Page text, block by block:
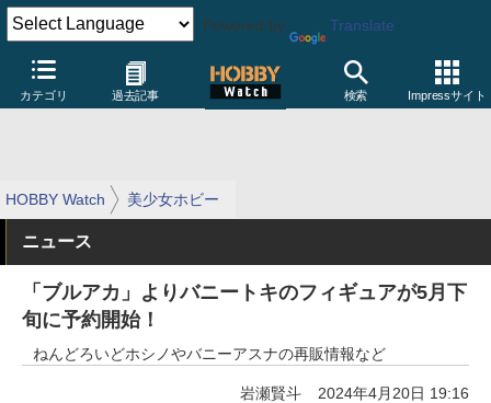
Powered by Translate
カテゴリ 過去記事 検索 Impressサイト
HOBBY Watch 美少女ホビー
ニュース
「ブルアカ」よりバニートキのフィギュアが5月下
旬に予約開始！
ねんどろいどホシノやバニーアスナの再販情報など
岩瀬賢斗 2024年4月20日 19:16